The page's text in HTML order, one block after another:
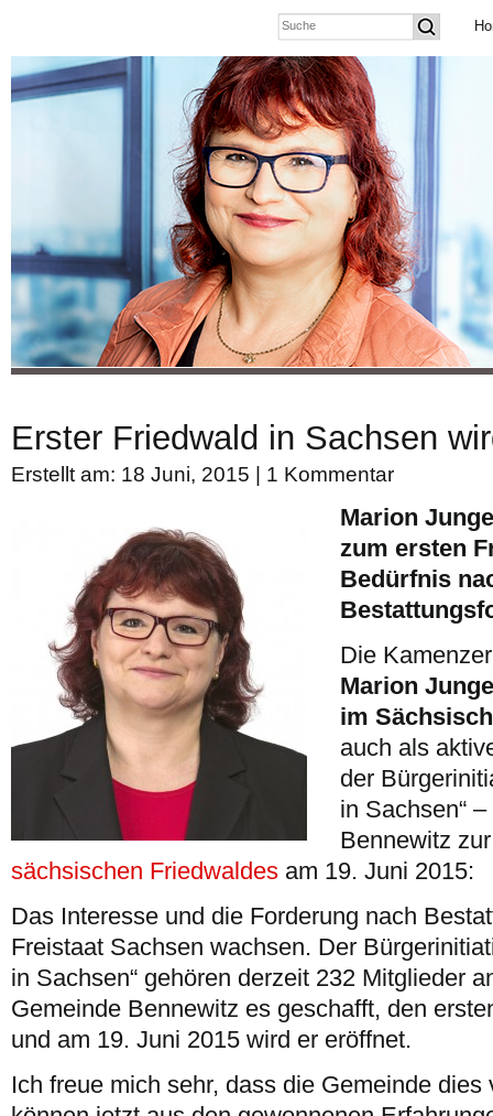
Erster Friedwald in Sachsen
Erstellt am: 18 Juni, 2015 | 1 Kommentar
Marion
zum ersten
Bedürfnis
Die
Marion
im
auch als
der
in Sachsen“
Bennewitz
sächsischen Friedwaldes am 19. Juni 2015:
Das Interesse und die Forderung nach
Freistaat Sachsen wachsen. Der
in Sachsen“ gehören derzeit 232 Mitglieder
Gemeinde Bennewitz es geschafft, den
und am 19. Juni 2015 wird er eröffnet.
Ich freue mich sehr, dass die Gemeinde